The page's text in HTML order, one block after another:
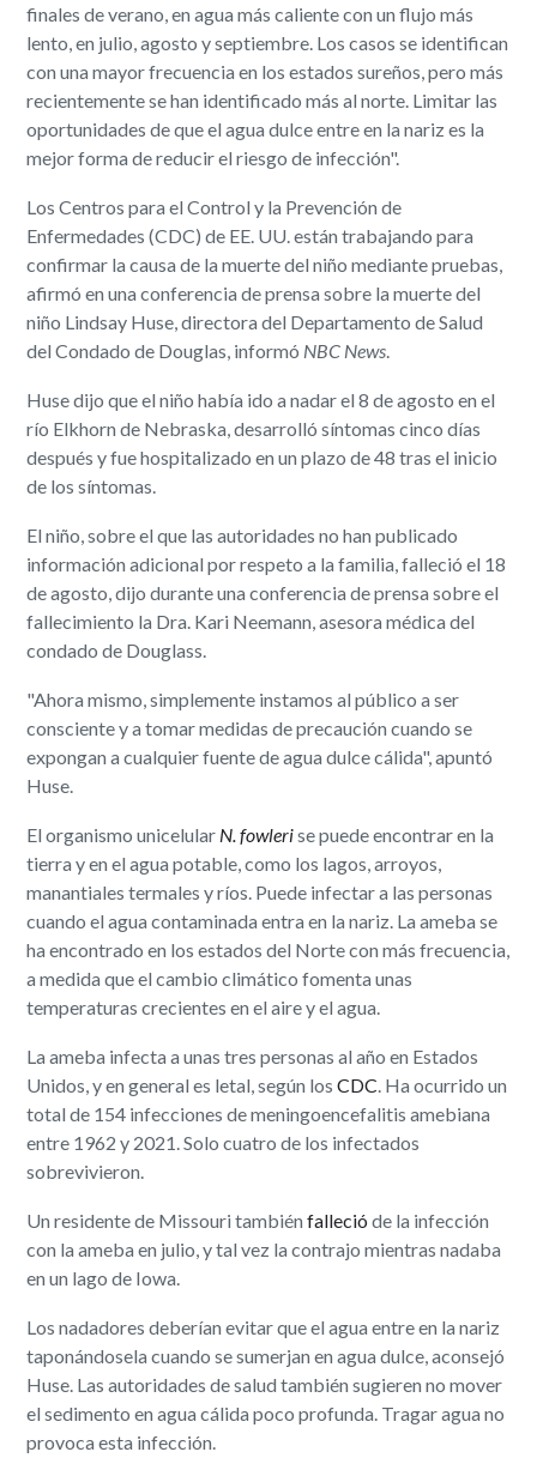
finales de verano, en agua más caliente con un flujo más
lento, en julio, agosto y septiembre. Los casos se identifican
con una mayor frecuencia en los estados sureños, pero más
recientemente se han identificado más al norte. Limitar las
oportunidades de que el agua dulce entre en la nariz es la
mejor forma de reducir el riesgo de infección".
Los Centros para el Control y la Prevención de
Enfermedades (CDC) de EE. UU. están trabajando para
confirmar la causa de la muerte del niño mediante pruebas,
afirmó en una conferencia de prensa sobre la muerte del
niño Lindsay Huse, directora del Departamento de Salud
del Condado de Douglas, informó NBC News
Huse dijo que el niño había ido a nadar el 8 de agosto en el
río Elkhorn de Nebraska, desarrolló síntomas cinco días
después y fue hospitalizado en un plazo de 48 tras el inicio
de los síntomas.
El niño, sobre el que las autoridades no han publicado
información adicional por respeto a la familia, falleció el 18
de agosto, dijo durante una conferencia de prensa sobre el
fallecimiento la Dra. Kari Neemann, asesora médica del
condado de Douglass.
"Ahora mismo, simplemente instamos al público a ser
consciente y a tomar medidas de precaución cuando se
expongan a cualquier fuente de agua dulce cálida", apuntó
Huse.
El organismo unicelular N. fowlerise puede encontrar en la
tierra y en el agua potable, como los lagos, arroyos,
manantiales termales y ríos. Puede infectar a las personas
cuando el agua contaminada entra en la nariz. La ameba se
ha encontrado en los estados del Norte con más frecuencia,
a medida que el cambio climático fomenta unas
temperaturas crecientes en el aire y el agua.
La ameba infecta a unas tres personas al año en Estados
Unidos, y en general es letal, según losCDC . Ha ocurrido un
total de 154 infecciones de meningoencefalitis amebiana
entre 1962 y 2021. Solo cuatro de los infectados
sobrevivieron.
Un residente de Missouri tambiénfalleció de la infección
con la ameba en julio, y tal vez la contrajo mientras nadaba
en un lago de Iowa.
Los nadadores deberían evitar que el agua entre en la nariz
taponándosela cuando se sumerjan en agua dulce, aconsejó
Huse. Las autoridades de salud también sugieren no mover
el sedimento en agua cálida poco profunda. Tragar agua no
provoca esta infección.